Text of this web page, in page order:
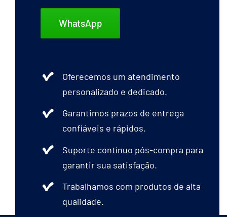
WhatsApp
Oferecemos um atendimento
personalizado e dedicado.
Garantimos prazos de entrega
confiáveis e rápidos.
Suporte contínuo pós-compra para
garantir sua satisfação.
Trabalhamos com produtos de alta
qualidade.